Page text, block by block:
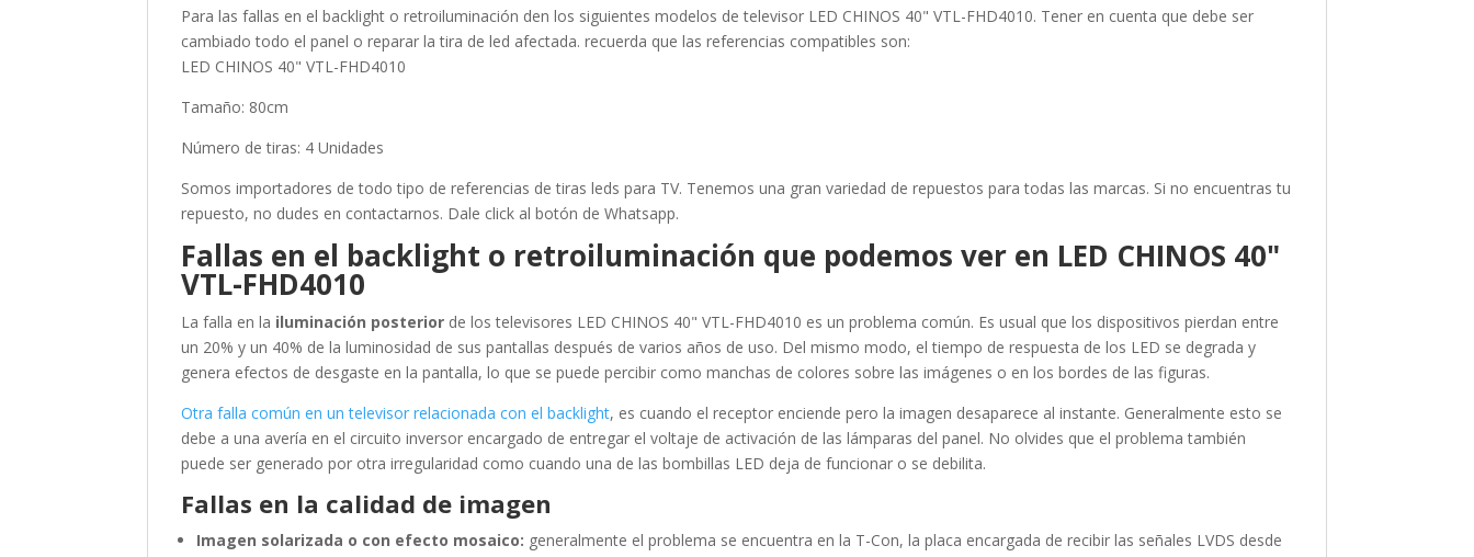
Para las fallas en el backlight o retroiluminación den los siguientes modelos de televisor LED CHINOS 40" VTL-FHD4010. Tener en cuenta que debe ser
cambiado todo el panel o reparar la tira de led afectada. recuerda que las referencias compatibles son:
LED CHINOS 40" VTL-FHD4010
Tamaño: 80cm
Número de tiras: 4 Unidades
Somos importadores de todo tipo de referencias de tiras leds para TV. Tenemos una gran variedad de repuestos para todas las marcas. Si no encuentras tu
repuesto, no dudes en contactarnos. Dale click al botón de Whatsapp.
Fallas en el backlight o retroiluminación que podemos ver en LED CHINOS 40"
VTL-FHD4010
La falla en la iluminación posterior de los televisores LED CHINOS 40" VTL-FHD4010 es un problema común. Es usual que los dispositivos pierdan entre
un 20% y un 40% de la luminosidad de sus pantallas después de varios años de uso. Del mismo modo, el tiempo de respuesta de los LED se degrada y
genera efectos de desgaste en la pantalla, lo que se puede percibir como manchas de colores sobre las imágenes o en los bordes de las figuras.
Otra falla común en un televisor relacionada con el backlight, es cuando el receptor enciende pero la imagen desaparece al instante. Generalmente esto se
debe a una avería en el circuito inversor encargado de entregar el voltaje de activación de las lámparas del panel. No olvides que el problema también
puede ser generado por otra irregularidad como cuando una de las bombillas LED deja de funcionar o se debilita.
Fallas en la calidad de imagen
Imagen solarizada o con efecto mosaico: generalmente el problema se encuentra en la T-Con, la placa encargada de recibir las señales LVDS desde